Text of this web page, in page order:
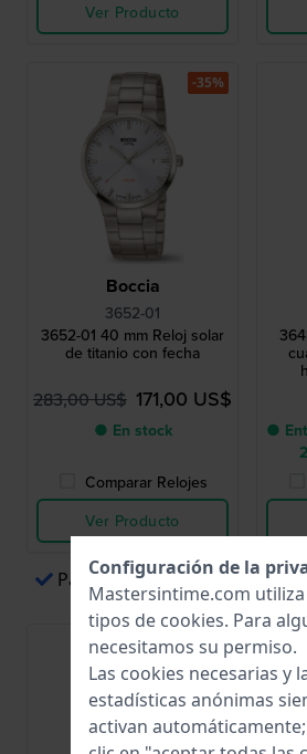
Ver Producto
Boccia
3652-01
3652-01 40 mm Reloj solar
de titanio con fecha
283,00 US$ 171,00 US$
● En stock
Comparar Relojes
Ver Producto
-35%
●
Pagos sencillos a través de
Configuración de la
Mastersintime.com
tipos de cookies. Para
necesitamos su permiso.
Las cookies necesarias y
estadísticas anónimas
activan